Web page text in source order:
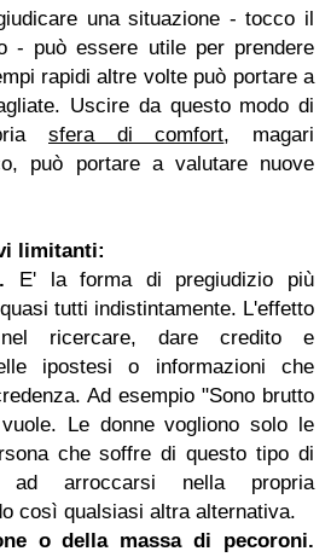
una situazione - tocco il
- può essere utile per prendere
rapidi altre volte può portare a
Uscire da questo modo di
sfera di comfort, magari
può portare a valutare nuove
limitanti:
E' la forma di pregiudizio più
tutti indistintamente. L'effetto
ricercare, dare credito e
ipostesi o informazioni che
Ad esempio "Sono brutto
Le donne vogliono solo le
che soffre di questo tipo di
ad arroccarsi nella propria
così qualsiasi altra alternativa.
o della massa di pecoroni.